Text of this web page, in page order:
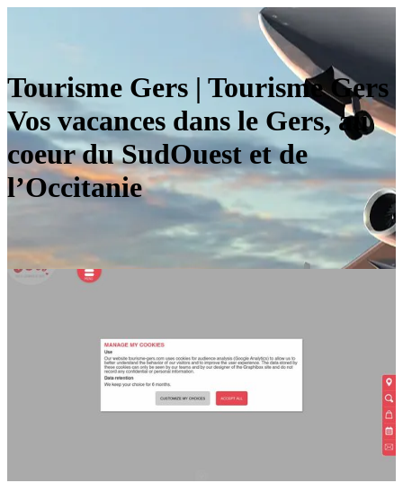
Tourisme Gers | Tourisme Gers
Vos vacances dans le Gers, au
coeur du SudOuest et de
l’Occitanie